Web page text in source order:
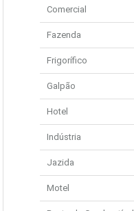
Comercial
Fazenda
Frigorífico
Galpão
Hotel
Indústria
Jazida
Motel